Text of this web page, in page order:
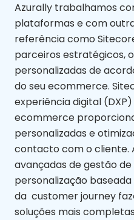
Azurally trabalhamos
plataformas e com
referência como
parceiros estratégicos,
personalizadas de
do seu ecommerce.
experiência digital
ecommerce
personalizadas e
contacto com o cliente.
avançadas de gestão
personalização
da customer journey
soluções mais